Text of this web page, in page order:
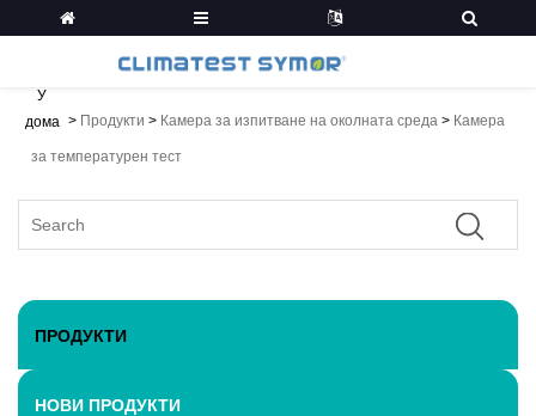
У
дома > Продукти > Камера за изпитване на околната среда > Камера
за температурен тест
ПРОДУКТИ
НОВИ ПРОДУКТИ